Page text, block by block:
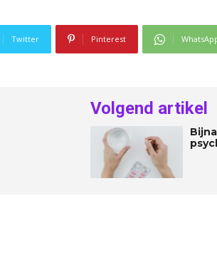
Twitter Pinterest
Volgend artikel